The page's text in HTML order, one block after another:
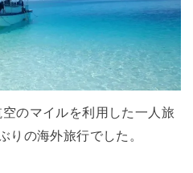
のマイルを利用した一人旅
りの海外旅行でした。